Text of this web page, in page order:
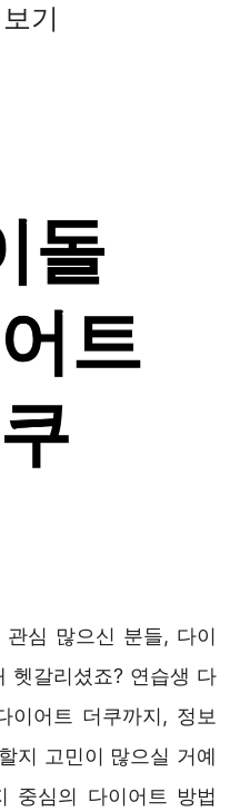
기
심 많으신 분들, 다이
헷갈리셨죠? 연습생 다
이어트 더쿠까지, 정보
지 고민이 많으실 거예
중심의 다이어트 방법